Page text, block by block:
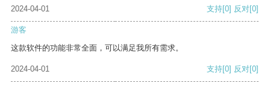
2024-04-01 支持[0] 反对[0]
游客
这款软件的功能非常全面，可以满足我所有需求。
2024-04-01 支持[0] 反对[0]